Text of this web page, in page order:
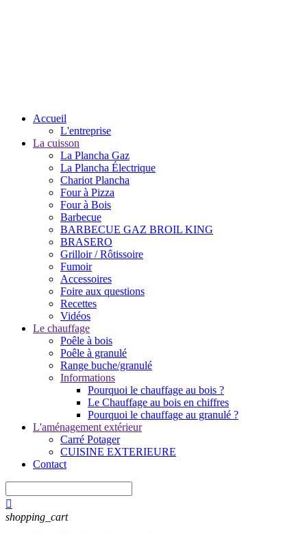
Accueil
L'entreprise
La cuisson
La Plancha Gaz
La Plancha Électrique
Chariot Plancha
Four à Pizza
Four à Bois
Barbecue
BARBECUE GAZ BROIL KING
BRASERO
Grilloir / Rôtissoire
Fumoir
Accessoires
Foire aux questions
Recettes
Vidéos
Le chauffage
Poêle à bois
Poêle à granulé
Range buche/granulé
Informations
Pourquoi le chauffage au bois ?
Le Chauffage au bois en chiffres
Pourquoi le chauffage au granulé ?
L'aménagement extérieur
Carré Potager
CUISINE EXTERIEURE
Contact

shopping_cart